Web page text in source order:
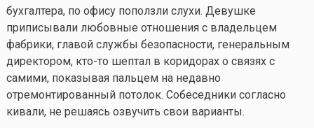
бухгалтера, по офису поползли слухи. Девушке
приписывали любовные отношения с владельцем
фабрики, главой службы безопасности, генеральным
директором, кто-то шептал в коридорах о связях с
самими, показывая пальцем на недавно
отремонтированный потолок. Собеседники согласно
кивали, не решаясь озвучить свои варианты.